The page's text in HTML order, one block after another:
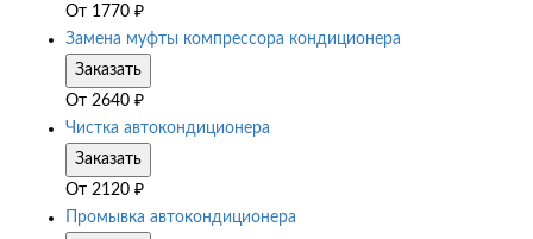
От 1770 ₽
Замена муфты компрессора кондиционера
Заказать
От 2640 ₽
Чистка автокондиционера
Заказать
От 2120 ₽
Промывка автокондиционера